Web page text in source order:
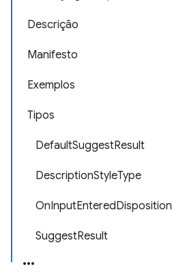
Descrição
Manifesto
Exemplos
Tipos
DefaultSuggestResult
DescriptionStyleType
OnInputEnteredDisposition
SuggestResult